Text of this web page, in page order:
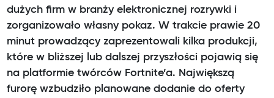
dużych firm w branży elektronicznej rozrywki i
zorganizowało własny pokaz. W trakcie prawie 20
minut prowadzący zaprezentowali kilka produkcji,
które w bliższej lub dalszej przyszłości pojawią się
na platformie twórców Fortnite’a. Największą
furorę wzbudziło planowane dodanie do oferty